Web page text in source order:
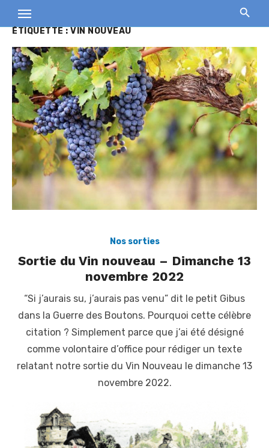
to
ÉTIQUETTE : VIN NOUVEAU
Nos sorties
Sortie du Vin nouveau – Dimanche 13
novembre 2022
“Si j’aurais su, j’aurais pas venu” dit le petit Gibus
dans la Guerre des Boutons. Pourquoi cette célèbre
citation ? Simplement parce que j’ai été désigné
comme volontaire d’office pour rédiger un texte
relatant notre sortie du Vin Nouveau le dimanche 13
novembre 2022.